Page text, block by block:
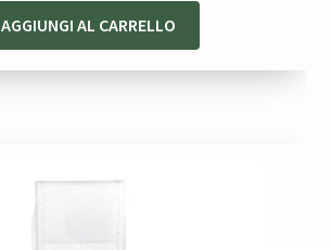
originale
era:
attuale
è:
AGGIUNGI AL CARRELLO